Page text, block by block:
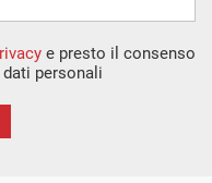
e presto il consenso
personali